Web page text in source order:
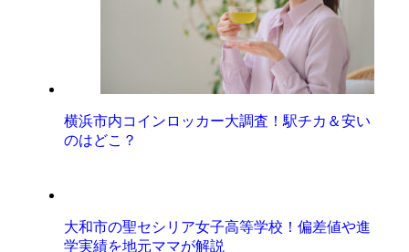
横浜市内コインロッカー大調査！駅チカ＆安い
のはどこ？
大和市の聖セシリア女子高等学校！偏差値や進
学実績を地元ママが解説